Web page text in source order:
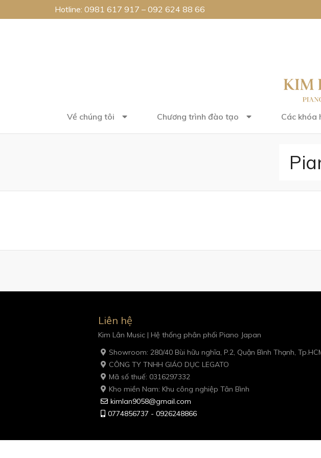
Hotline: 0981 617 917 – 092 624 88 66
Về chúng tôi Chương trình đào tạo Các khóa
Liên hệ
Kim Lân Music | Hệ thống phân phối Piano Japan
Showroom: 280/40 Bùi hữu nghĩa, P.2, Quận Bình Thạnh,
CÔNG TY TNHH GIÁO DỤC LEGATO
Mã số thuế: 0316297332
Kho miền Nam: Khu công nghiệp Tân Bình
kimlan9058@gmail.com
0774856737 - 0926248866